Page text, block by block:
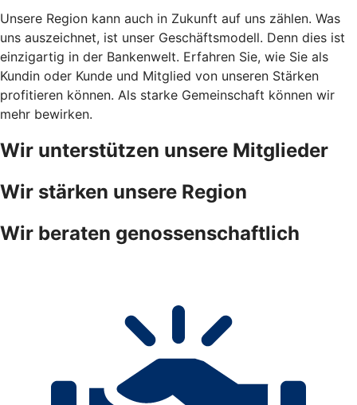
Unsere Region kann auch in Zukunft auf uns zählen. Was
uns auszeichnet, ist unser Geschäftsmodell. Denn dies ist
einzigartig in der Bankenwelt. Erfahren Sie, wie Sie als
Kundin oder Kunde und Mitglied von unseren Stärken
profitieren können. Als starke Gemeinschaft können wir
mehr bewirken.
Wir unterstützen unsere Mitglieder
Wir stärken unsere Region
Wir beraten genossenschaftlich